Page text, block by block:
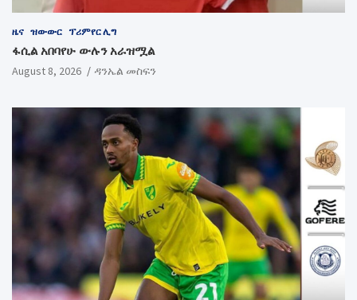
ዜና ዝውውር ፕሪምየር ሊግ
ፋሲል አበባየሁ ውሉን አራዝሟል
August 8, 2026 ዳንኤል መስፍን